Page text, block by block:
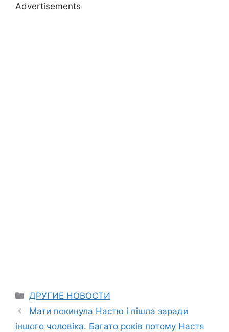
Advertisements
Categories
ДРУГИЕ НОВОСТИ
Мати покинула Настю і пішла заради
іншого чоловіка. Багато років потому Настя